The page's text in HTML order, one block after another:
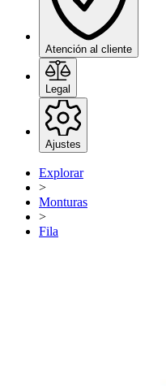
Atención al cliente
Legal
Ajustes
Explorar
>
Monturas
>
Fila